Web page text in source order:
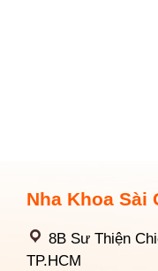
Nha Khoa Sài
8B Sư Thiện
TP.HCM